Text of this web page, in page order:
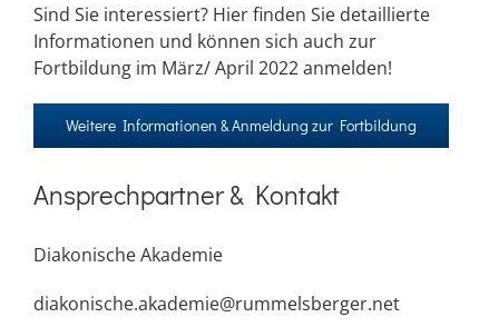
Sind Sie interessiert? Hier finden Sie detaillierte
Informationen und können sich auch zur
Fortbildung im März/ April 2022 anmelden!
Weitere Informationen & Anmeldung zur Fortbildung
Ansprechpartner & Kontakt
Diakonische Akademie
diakonische.akademie@rummelsberger.net